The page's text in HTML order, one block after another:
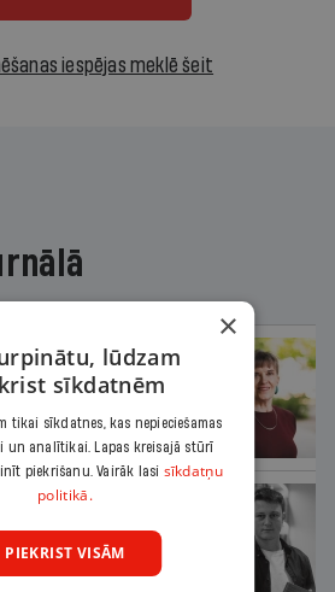
iespējas meklē šeit
joslas
×
lūdzam
sīkdatnēm
tikai sīkdatnes, kas nepieciešamas
un analītikai. Lapas kreisajā stūrī
piekrišanu. Vairāk lasi sīkdatņu
politikā.
PIEKRIST VISĀM